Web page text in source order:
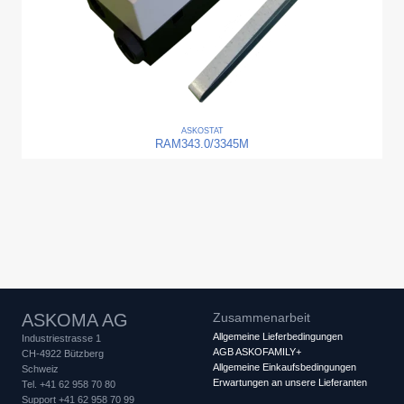
ASKOSTAT
RAM343.0/3345M
ASKOMA AG
Industriestrasse 1
CH-4922 Bützberg
Schweiz
Tel. +41 62 958 70 80
Support +41 62 958 70 99
Zusammenarbeit
Allgemeine Lieferbedingungen
AGB ASKOFAMILY+
Allgemeine Einkaufsbedingungen
Erwartungen an unsere Lieferanten